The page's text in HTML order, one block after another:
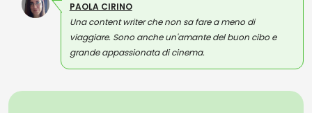
PAOLA CIRINO
Una content writer che non sa fare a meno di
viaggiare. Sono anche un'amante del buon cibo e
grande appassionata di cinema.